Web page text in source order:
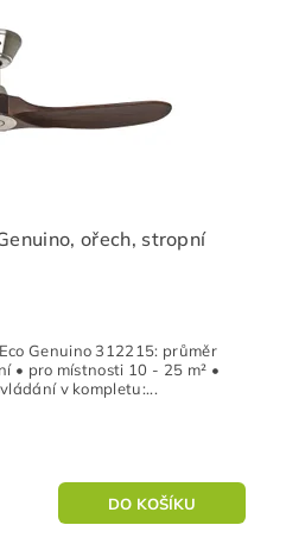
ořech, stropní
Genuino 312215: průměr
•
v kompletu:...